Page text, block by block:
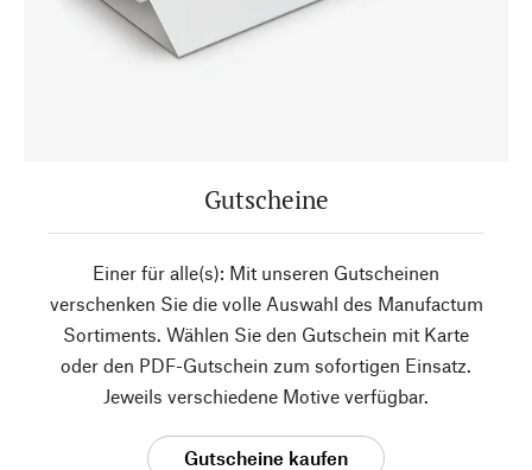
Gutscheine
Einer für alle(s): Mit unseren Gutscheinen
verschenken Sie die volle Auswahl des Manufactum
Sortiments. Wählen Sie den Gutschein mit Karte
oder den PDF-Gutschein zum sofortigen Einsatz.
Jeweils verschiedene Motive verfügbar.
Gutscheine kaufen